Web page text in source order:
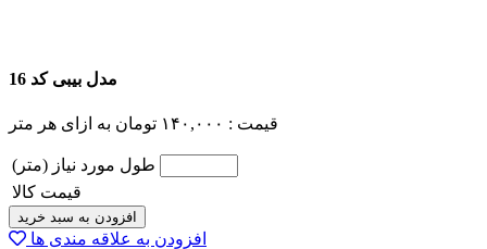
مدل بیبی کد 16
قیمت : ۱۴۰,۰۰۰ تومان به ازای هر متر
طول مورد نیاز (متر)
قیمت کالا
افزودن به سبد خرید
افزودن به علاقه مندی ها